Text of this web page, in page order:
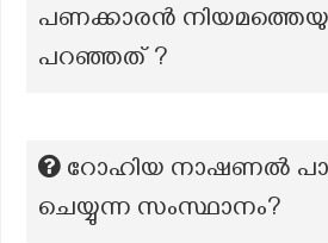
പണക്കാരൻ
പറഞ്ഞത് ?
റോഹിയ നാഷണൽ
ചെയ്യുന്ന സംസ്ഥാനം?